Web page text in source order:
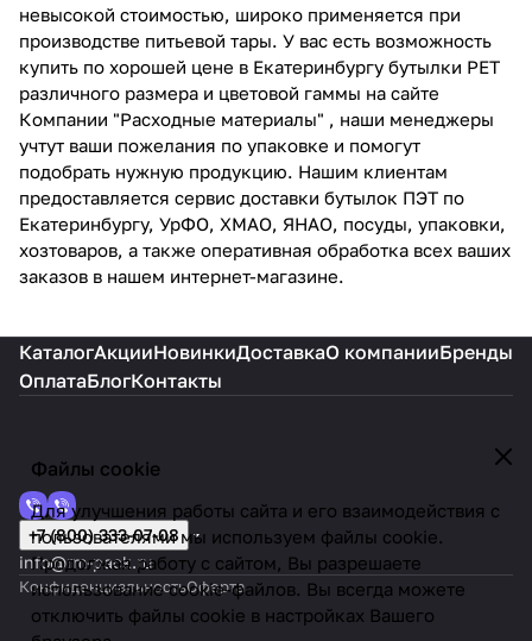
невысокой стоимостью, широко применяется при
производстве питьевой тары. У вас есть возможность
купить по хорошей цене в Екатеринбургу бутылки PET
различного размера и цветовой гаммы на сайте
Компании "Расходные материалы" , наши менеджеры
учтут ваши пожелания по упаковке и помогут
подобрать нужную продукцию. Нашим клиентам
предоставляется сервис доставки бутылок ПЭТ по
Екатеринбургу, УрФО, ХМАО, ЯНАО, посуды, упаковки,
хозтоваров, а также оперативная обработка всех ваших
заказов в нашем интернет-магазине.
Файлы cookie
Для улучшения работы сайта и его взаимодействия с
пользователями мы используем файлы cookie.
Продолжая работу с сайтом, Вы разрешаете
использование cookie-файлов. Вы всегда можете
отключить файлы cookie в настройках Вашего
КаталогАкцииНовинкиДоставкаО компанииБренды
ОплатаБлогКонтакты
+7 (800) 333-07-08
info@rm-pack.ru
КонфиденциальностьОферта